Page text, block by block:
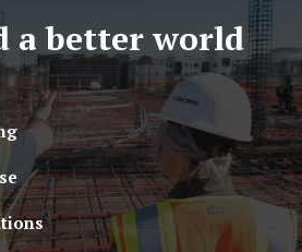
a better world